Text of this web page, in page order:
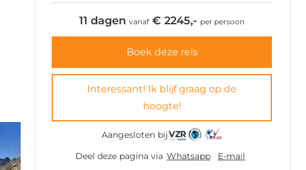
11 dagenvanaf€ 2245,- per persoon
Boek deze reis
Interessant! Ik blijf graag op de
hoogte!
Aangesloten bij
Deel deze pagina via Whatsapp E-mail